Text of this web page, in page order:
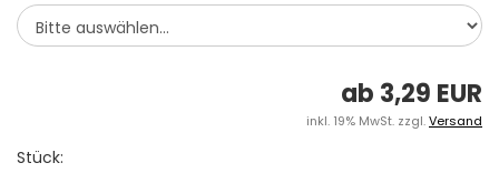
ab 3,29 EUR
inkl. 19% MwSt. zzgl.Versand
Stück: